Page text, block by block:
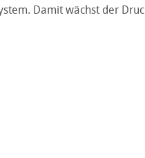
Damit wächst der